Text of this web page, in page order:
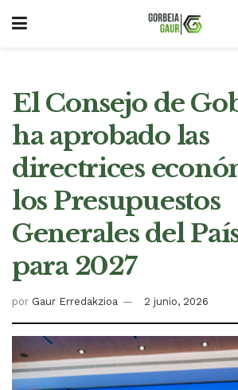
El Consejo de
ha aprobado las
directrices
los Presupuestos
Generales del
para 2027
por Gaur Erredakzioa 2 junio, 2026